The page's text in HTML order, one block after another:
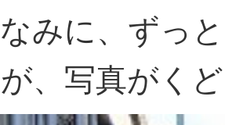
みに、ずっ
、写真がく